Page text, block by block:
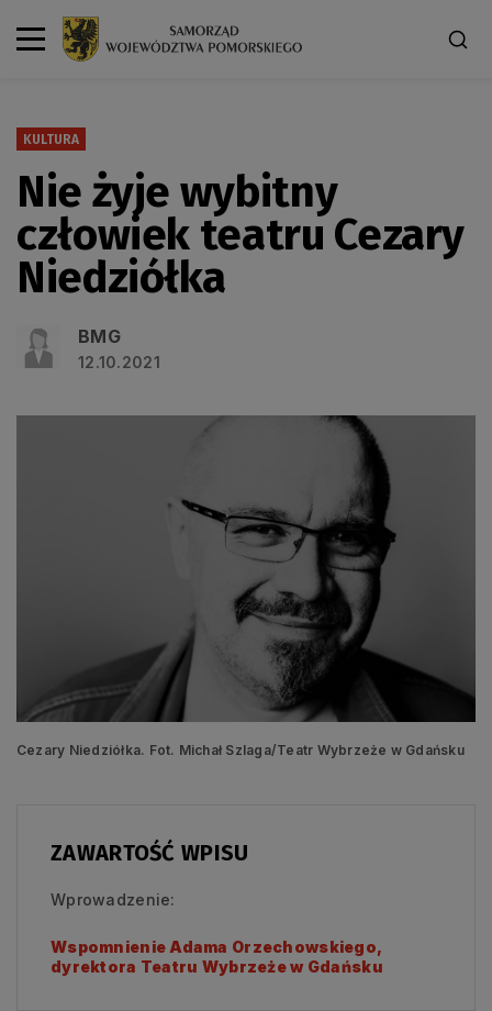
KULTURA
Nie żyje wybitny
człowiek teatru Cezary
Niedziółka
BMG
12.10.2021
Cezary Niedziółka. Fot. Michał Szlaga/Teatr Wybrzeże w Gdańsku
ZAWARTOŚĆ WPISU
Wprowadzenie:
Wspomnienie Adama Orzechowskiego,
dyrektora Teatru Wybrzeże w Gdańsku